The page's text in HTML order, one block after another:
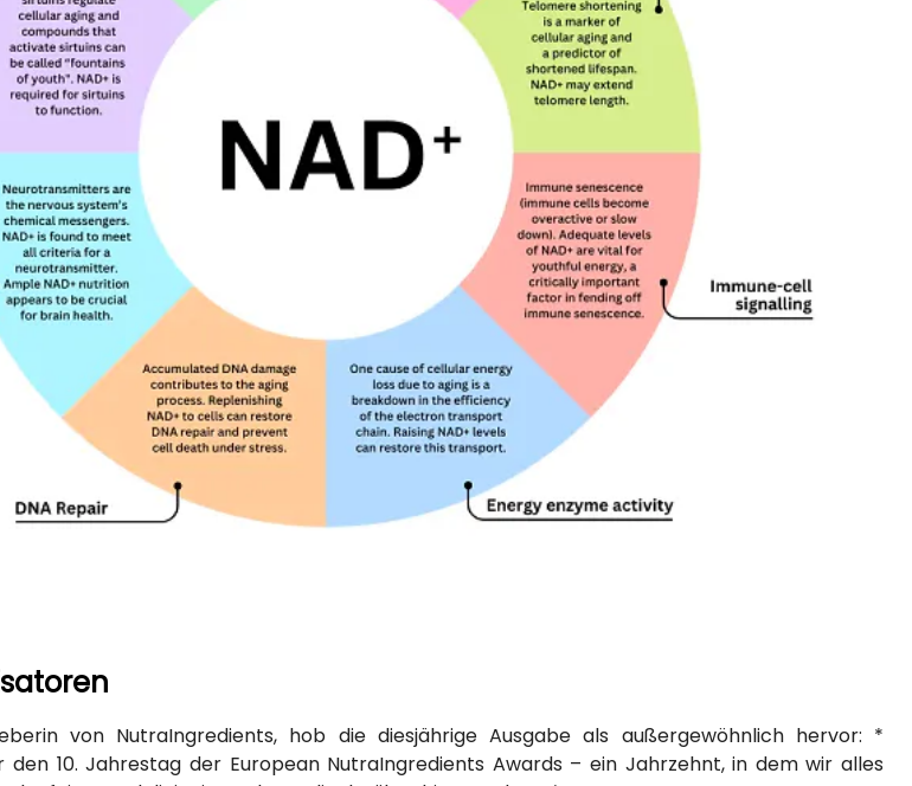
von NutraIngredients, hob die diesjährige Ausgabe als außergewöhnlich hervor: *
den 10. Jahrestag der European NutraIngredients Awards – ein Jahrzehnt, in dem wir alles